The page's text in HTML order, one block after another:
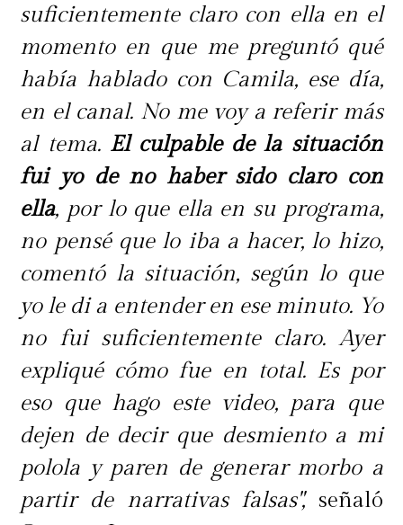
suficientemente claro con ella en el
momento en que me preguntó qué
había hablado con Camila, ese día,
en el canal. No me voy a referir más
al tema. El culpable de la situación
fui yo de no haber sido claro con
ella, por lo que ella en su programa,
no pensé que lo iba a hacer, lo hizo,
comentó la situación, según lo que
yo le di a entender en ese minuto. Yo
no fui suficientemente claro. Ayer
expliqué cómo fue en total. Es por
eso que hago este video, para que
dejen de decir que desmiento a mi
polola y paren de generar morbo a
partir de narrativas falsas",señaló